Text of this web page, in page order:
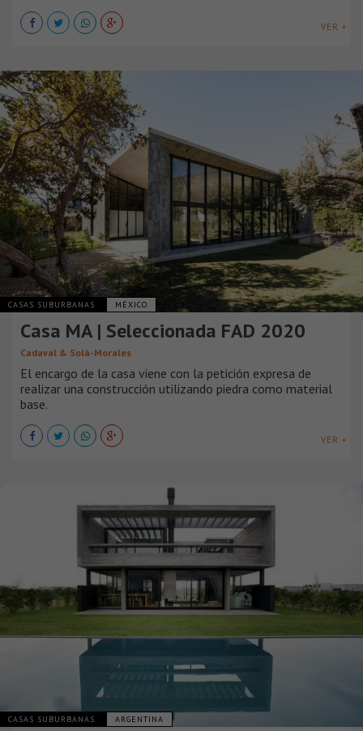
VER +
CASAS SUBURBANAS MÉXICO
Casa MA | Seleccionada FAD 2020
Cadaval & Solà-Morales
El encargo de la casa viene con la petición expresa de
realizar una construcción utilizando piedra como material
base.
VER +
CASAS SUBURBANAS ARGENTINA